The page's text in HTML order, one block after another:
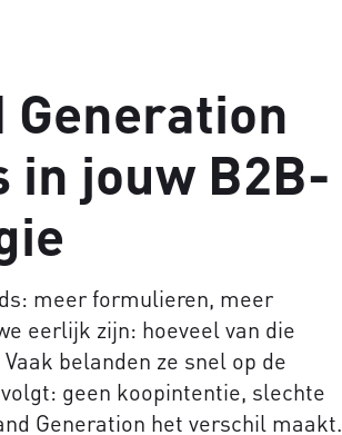
Generation
in jouw B2B-
meer formulieren, meer
eerlijk zijn: hoeveel van die
belanden ze snel op de
geen koopintentie, slechte
Generation het verschil maakt.